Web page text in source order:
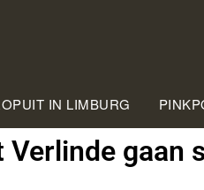
IN LIMBURG
gaan